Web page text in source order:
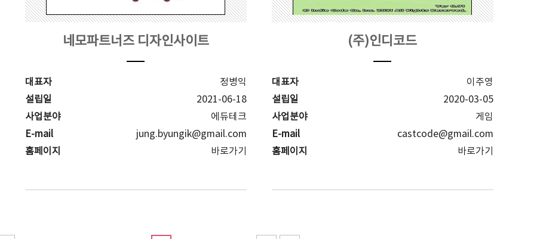
네모파트너즈 디자인사이트
대표자
정병익
설립일
2021-06-18
사업분야
에듀테크
E-mail
jung.byungik@gmail.com
홈페이지
바로가기
(주)인디코드
대표자
이주영
설립일
2020-03-05
사업분야
게임
E-mail
castcode@gmail.com
홈페이지
바로가기